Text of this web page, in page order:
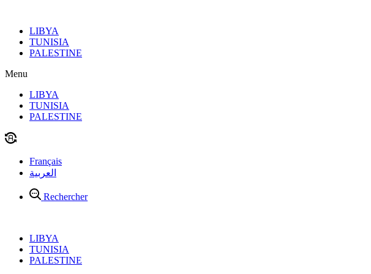
contenuLIBYA
TUNISIA
PALESTINE
Menu
LIBYA
TUNISIA
PALESTINE
Français
العربية
Rechercher
LIBYA
TUNISIA
PALESTINE